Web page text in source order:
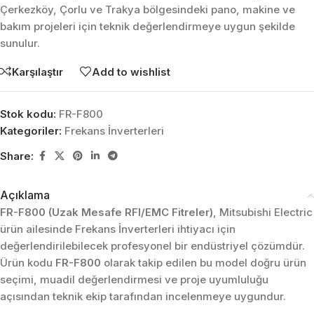
Çerkezköy, Çorlu ve Trakya bölgesindeki pano, makine ve
bakım projeleri için teknik değerlendirmeye uygun şekilde
sunulur.
Karşılaştır Add to wishlist
Stok kodu: FR-F800
Kategoriler: Frekans İnverterleri
Share:
Açıklama
FR-F800 (Uzak Mesafe RFI/EMC Fitreler), Mitsubishi Electric
ürün ailesinde Frekans İnverterleri ihtiyacı için
değerlendirilebilecek profesyonel bir endüstriyel çözümdür.
Ürün kodu FR-F800 olarak takip edilen bu model doğru ürün
seçimi, muadil değerlendirmesi ve proje uyumluluğu
açısından teknik ekip tarafından incelenmeye uygundur.